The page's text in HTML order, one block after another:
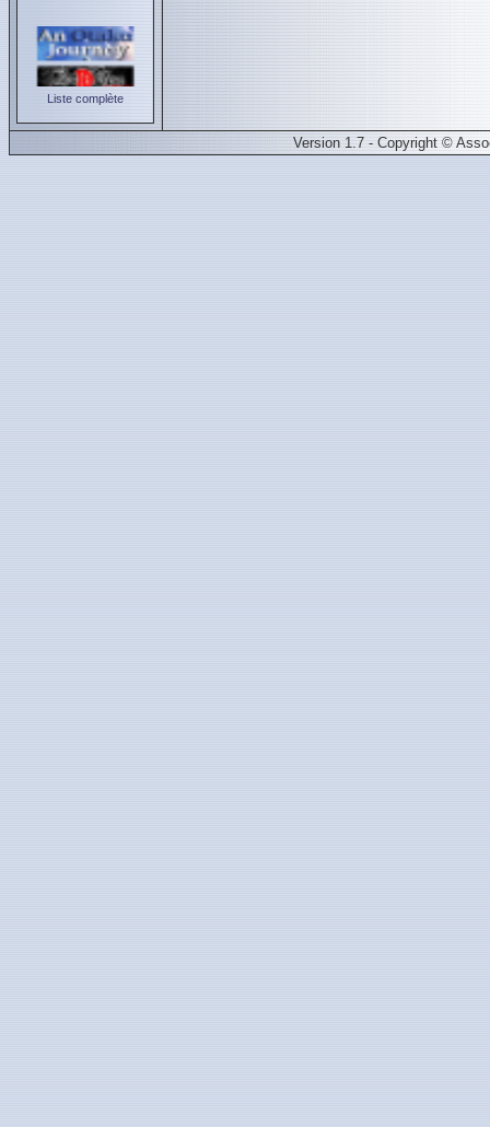
Liste complète
Version 1.7 - Copyright ©